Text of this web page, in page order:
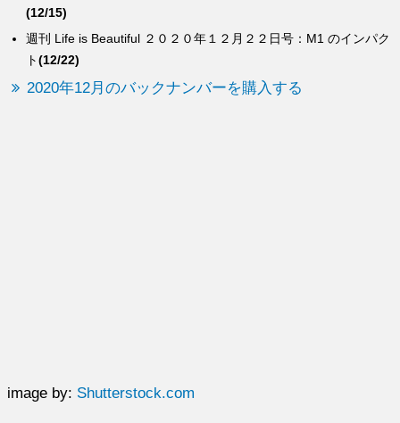
週刊 Life is Beautiful ２０２０年１２月２２日号：M1 のインパク
ト(12/22)
(12/15)
2020年12月のバックナンバーを購入する
image by: Shutterstock.com